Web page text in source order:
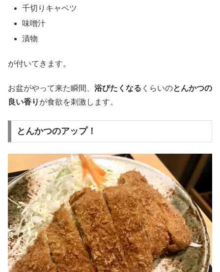
千切りキャベツ
味噌汁
漬物
が付いてきます。
お盆がやって来た瞬間、 浴びたくなる くらいのとんかつの
良い香り が食欲を刺激します。
とんかつのアップ！